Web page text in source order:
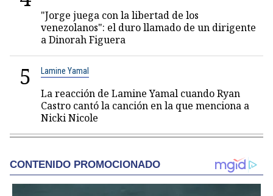
"Jorge juega con la libertad de los
venezolanos": el duro llamado de un dirigente
a Dinorah Figuera
5 Lamine Yamal
La reacción de Lamine Yamal cuando Ryan
Castro cantó la canción en la que menciona a
Nicki Nicole